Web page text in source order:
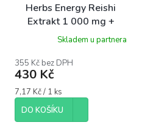
Herbs Energy Reishi
Extrakt 1 000 mg +
Acerola, 60 kapslí
Skladem u partnera
355 Kč bez DPH
430 Kč
Měrná
cena:
7,17 Kč / 1 ks
DO KOŠÍKU